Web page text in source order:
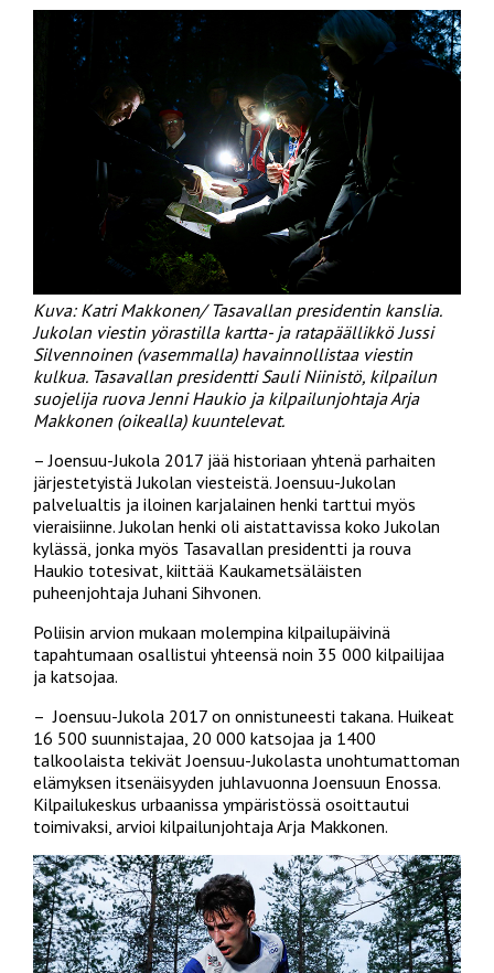
Kuva: Katri Makkonen/ Tasavallan presidentin kanslia.
Jukolan viestin yörastilla kartta- ja ratapäällikkö Jussi
Silvennoinen (vasemmalla) havainnollistaa viestin
kulkua. Tasavallan presidentti Sauli Niinistö, kilpailun
suojelija ruova Jenni Haukio ja kilpailunjohtaja Arja
Makkonen (oikealla) kuuntelevat.
– Joensuu-Jukola 2017 jää historiaan yhtenä parhaiten
järjestetyistä Jukolan viesteistä. Joensuu-Jukolan
palvelualtis ja iloinen karjalainen henki tarttui myös
vieraisiinne. Jukolan henki oli aistattavissa koko Jukolan
kylässä, jonka myös Tasavallan presidentti ja rouva
Haukio totesivat, kiittää Kaukametsäläisten
puheenjohtaja Juhani Sihvonen.
Poliisin arvion mukaan molempina kilpailupäivinä
tapahtumaan osallistui yhteensä noin 35 000 kilpailijaa
ja katsojaa.
– Joensuu-Jukola 2017 on onnistuneesti takana. Huikeat
16 500 suunnistajaa, 20 000 katsojaa ja 1400
talkoolaista tekivät Joensuu-Jukolasta unohtumattoman
elämyksen itsenäisyyden juhlavuonna Joensuun Enossa.
Kilpailukeskus urbaanissa ympäristössä osoittautui
toimivaksi, arvioi kilpailunjohtaja Arja Makkonen.